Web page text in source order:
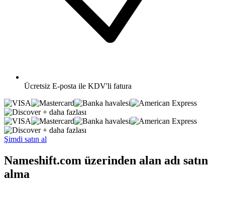
Ücretsiz E-posta ile KDV'li fatura
+ daha fazlası
+ daha fazlası
Şimdi satın al
Nameshift.com üzerinden alan adı satın
alma